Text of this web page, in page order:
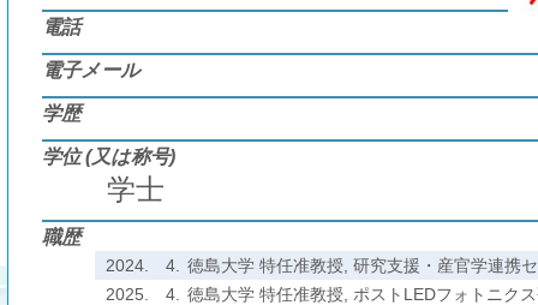
電話
電子メール
学歴
学位 (又は称号)
学士
職歴
2024. 4.
徳島大学 特任准教授, 研究支援・産官学連携
2025.
4. 徳島大学 特任准教授, ポストLEDフォトニク